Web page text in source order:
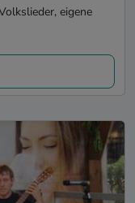
eigene